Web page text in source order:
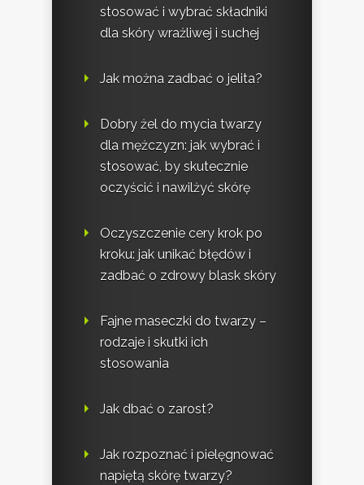
stosować i wybrać składniki
dla skóry wrażliwej i suchej
Jak można zadbać o jelita?
Dobry żel do mycia twarzy
dla mężczyzn: jak wybrać i
stosować, by skutecznie
oczyścić i nawilżyć skórę
Oczyszczenie cery krok po
kroku: jak unikać błędów i
zadbać o zdrowy blask skóry
Fajne maseczki do twarzy –
rodzaje i skutki ich
stosowania
Jak dbać o zarost?
Jak rozpoznać i pielęgnować
napiętą skórę twarzy?